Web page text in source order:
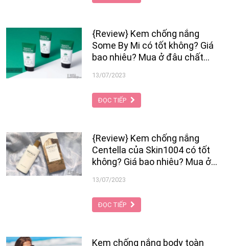
viết sau của Tạp Chí Làm Đẹp.
{Review} Kem chống nắng
Some By Mi có tốt không? Giá
bao nhiêu? Mua ở đâu chất
13/07/2023
ĐỌC TIẾP
{Review} Kem chống nắng
Centella của Skin1004 có tốt
không? Giá bao nhiêu? Mua ở
13/07/2023
ĐỌC TIẾP
Kem chống nắng body toàn